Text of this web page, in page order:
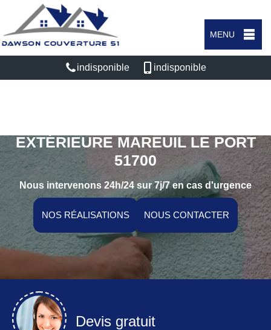
MENU
indisponible indisponible
EXTÉRIEURE MAREUIL LE PORT
51700
Nous intervenons 24h/24 sur 7j/7 en cas d'urgence
NOS RÉALISATIONS NOUS CONTACTER
Devis gratuit